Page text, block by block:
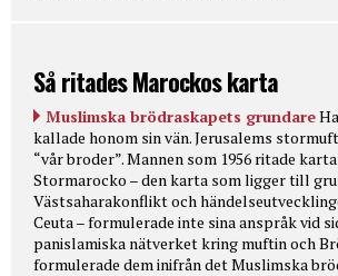
Så ritades Marockos karta
Muslimska brödraskapets grundare
kallade honom sin vän. Jerusalems
“vår broder”. Mannen som 1956 ritade
Stormarocko – den karta som ligger till
Västsaharakonflikt och
Ceuta – formulerade inte sina anspråk vid
panislamiska nätverket kring muftin och
formulerade dem inifrån det Muslimska